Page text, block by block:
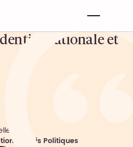
nationale et
Partis Politiques